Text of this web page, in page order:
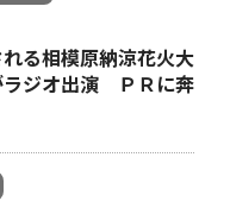
る相模原納涼花火大
ラジオ出演 ＰＲに奔